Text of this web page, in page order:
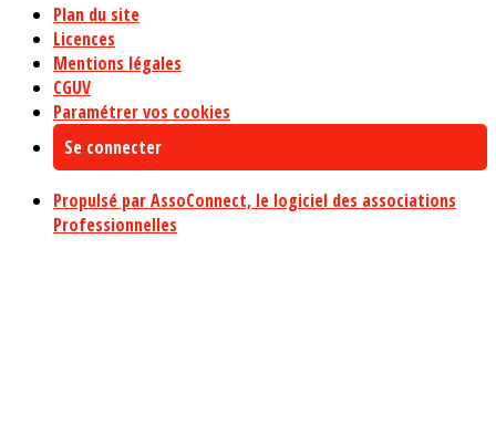
Plan du site
Licences
Mentions légales
CGUV
Paramétrer vos cookies
Se connecter
Propulsé par AssoConnect, le logiciel des associations
Professionnelles